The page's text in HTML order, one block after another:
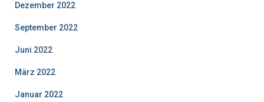
Dezember 2022
September 2022
Juni 2022
März 2022
Januar 2022